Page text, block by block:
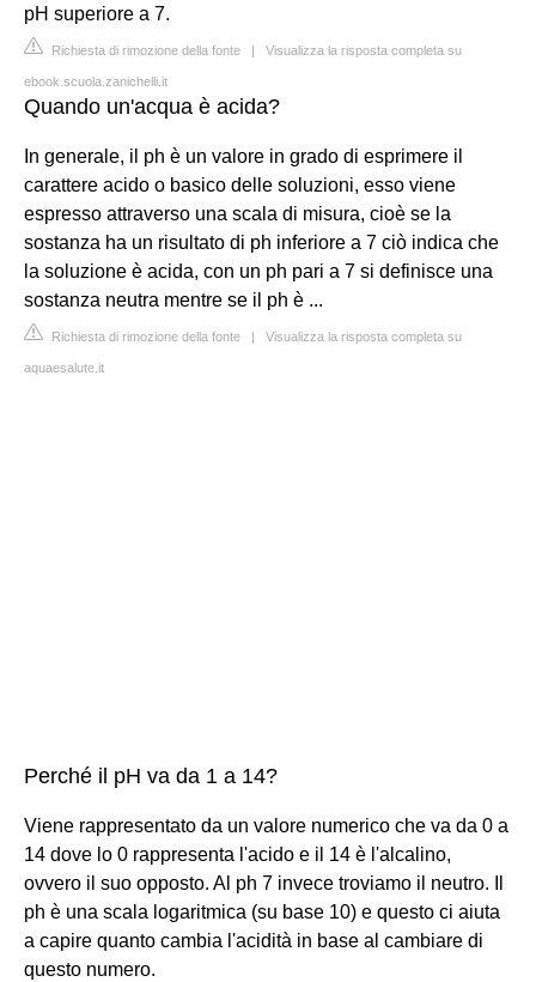
pH superiore a 7.
Richiesta di rimozione della fonte | Visualizza la risposta completa su
ebook.scuola.zanichelli.it
Quando un'acqua è acida?
In generale, il ph è un valore in grado di esprimere il
carattere acido o basico delle soluzioni, esso viene
espresso attraverso una scala di misura, cioè se la
sostanza ha un risultato di ph inferiore a 7 ciò indica che
la soluzione è acida, con un ph pari a 7 si definisce una
sostanza neutra mentre se il ph è ...
Richiesta di rimozione della fonte | Visualizza la risposta completa su
aquaesalute.it
Perché il pH va da 1 a 14?
Viene rappresentato da un valore numerico che va da 0 a
14 dove lo 0 rappresenta l'acido e il 14 è l'alcalino,
ovvero il suo opposto. Al ph 7 invece troviamo il neutro. Il
ph è una scala logaritmica (su base 10) e questo ci aiuta
a capire quanto cambia l'acidità in base al cambiare di
questo numero.